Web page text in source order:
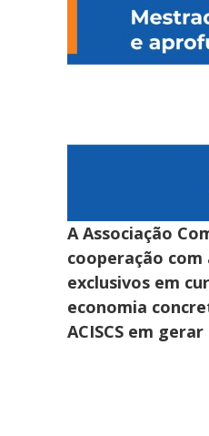
A Associação
cooperação com
exclusivos em
economia
ACISCS em